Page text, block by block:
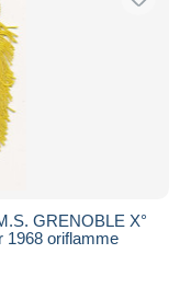
GRENOBLE X°
1968 oriflamme